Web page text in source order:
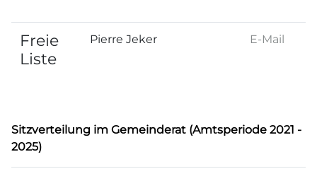
Freie
Liste
Pierre Jeker E-Mail
Sitzverteilung im Gemeinderat (Amtsperiode 2021 -
2025)